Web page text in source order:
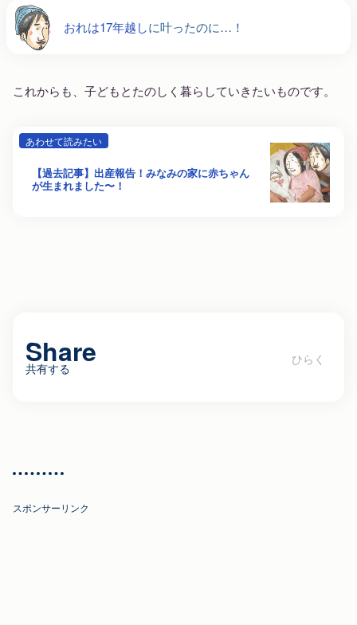
おれは17年越しに叶ったのに…！
これからも、子どもとたのしく暮らしていきたいものです。
あわせて読みたい
【過去記事】出産報告！みなみの家に赤ちゃん
が生まれました〜！
Share
共有する
スポンサーリンク